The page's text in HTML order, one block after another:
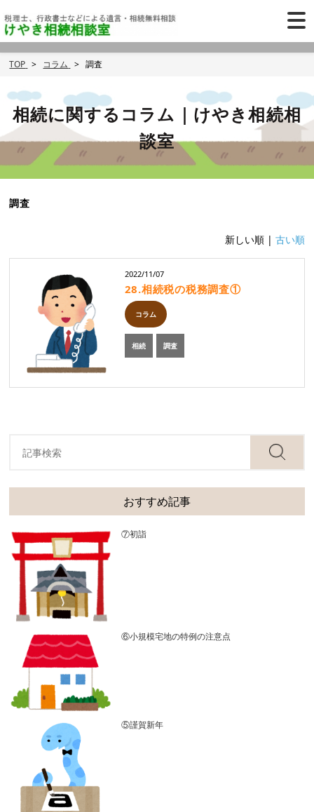
TOP コラム 調査
相続に関するコラム｜けやき相続相
談室
調査
新しい順 | 古い順
2022/11/07
28.相続税の税務調査①
コラム
相続 調査
おすすめ記事
⑦初詣
⑥小規模宅地の特例の注意点
⑤謹賀新年